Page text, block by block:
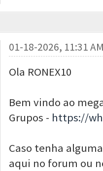
01-18-2026, 11:31
Ola RONEX10
Bem vindo ao
Grupos - https://
Caso tenha
aqui no forum ou